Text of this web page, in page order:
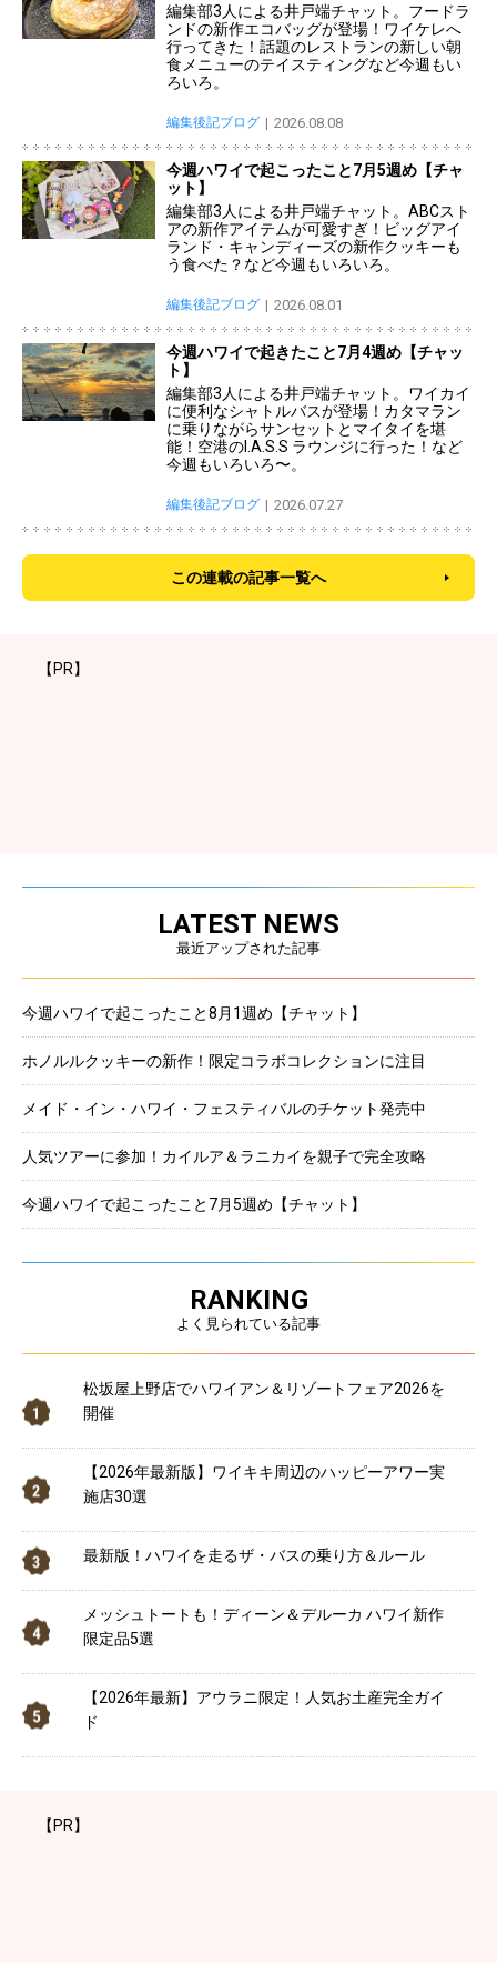
編集部3人による井戸端チャット。フードラ
ンドの新作エコバッグが登場！ワイケレへ
行ってきた！話題のレストランの新しい朝
食メニューのテイスティングなど今週もい
ろいろ。
編集後記ブログ 2026.08.08
今週ハワイで起こったこと7月5週め【チャ
ット】
編集部3人による井戸端チャット。ABCスト
アの新作アイテムが可愛すぎ！ビッグアイ
ランド・キャンディーズの新作クッキーも
う食べた？など今週もいろいろ。
編集後記ブログ 2026.08.01
今週ハワイで起きたこと7月4週め【チャッ
ト】
編集部3人による井戸端チャット。ワイカイ
に便利なシャトルバスが登場！カタマラン
に乗りながらサンセットとマイタイを堪
能！空港のI.A.S.S ラウンジに行った！など
今週もいろいろ〜。
編集後記ブログ 2026.07.27
この連載の記事一覧へ
【PR】
LATEST NEWS
最近アップされた記事
今週ハワイで起こったこと8月1週め【チャット】
ホノルルクッキーの新作！限定コラボコレクションに注目
メイド・イン・ハワイ・フェスティバルのチケット発売中
人気ツアーに参加！カイルア＆ラニカイを親子で完全攻略
今週ハワイで起こったこと7月5週め【チャット】
RANKING
よく見られている記事
松坂屋上野店でハワイアン＆リゾートフェア2026を
開催
【2026年最新版】ワイキキ周辺のハッピーアワー実
施店30選
最新版！ハワイを走るザ・バスの乗り方＆ルール
メッシュトートも！ディーン＆デルーカ ハワイ新作
限定品5選
【2026年最新】アウラニ限定！人気お土産完全ガイ
ド
【PR】